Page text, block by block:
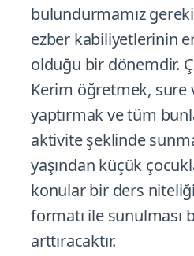
bulundurmamız
ezber kabiliyetlerinin
olduğu bir dönemdir.
Kerim öğretmek, sure
yaptırmak ve tüm
aktivite şeklinde
yaşından küçük
konular bir ders
formatı ile sunulması
arttıracaktır.